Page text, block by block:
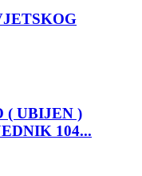
( UBIJEN )
104...